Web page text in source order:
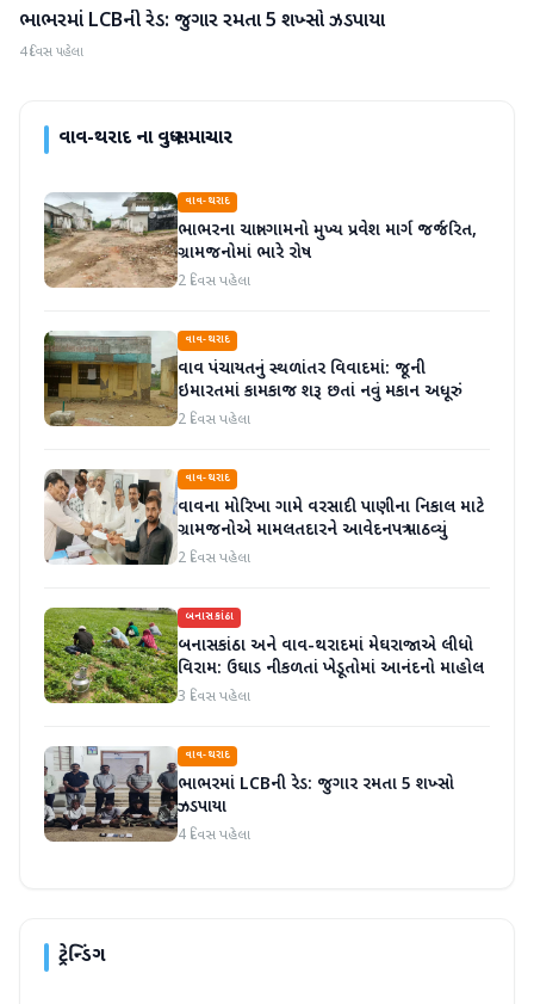
વાવ-થરાદ
ભાભરમાં LCBની રેડ: જુગાર રમતા 5 શખ્સો ઝડપાયા
4 દિવસ પહેલા
વાવ-થરાદ ના વધુ સમાચાર
વાવ-થરાદ
ભાભરના ચાત્રા ગામનો મુખ્ય પ્રવેશ માર્ગ જર્જરિત,
ગ્રામજનોમાં ભારે રોષ
2 દિવસ પહેલા
વાવ-થરાદ
વાવ પંચાયતનું સ્થળાંતર વિવાદમાં: જૂની
ઇમારતમાં કામકાજ શરૂ છતાં નવું મકાન અધૂરું
2 દિવસ પહેલા
વાવ-થરાદ
વાવના મોરિખા ગામે વરસાદી પાણીના નિકાલ માટે
ગ્રામજનોએ મામલતદારને આવેદનપત્ર પાઠવ્યું
2 દિવસ પહેલા
બનાસકાંઠા
બનાસકાંઠા અને વાવ-થરાદમાં મેઘરાજાએ લીધો
વિરામ: ઉઘાડ નીકળતાં ખેડૂતોમાં આનંદનો માહોલ
3 દિવસ પહેલા
વાવ-થરાદ
ભાભરમાં LCBની રેડ: જુગાર રમતા 5 શખ્સો
ઝડપાયા
4 દિવસ પહેલા
ટ્રેન્ડિંગ